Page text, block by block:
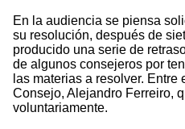
En la audiencia se piensa
su resolución, después de
producido una serie de
de algunos consejeros por
las materias a resolver. Entre
Consejo, Alejandro Ferreiro,
voluntariamente.